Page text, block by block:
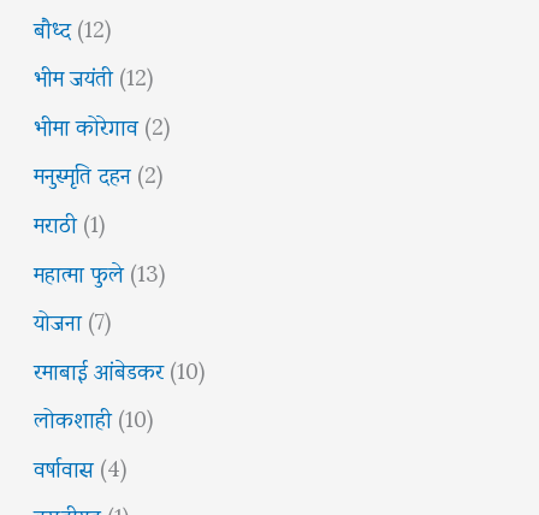
बौध्द(12)
भीम जयंती(12)
भीमा कोरेगाव(2)
मनुस्मृति दहन(2)
मराठी(1)
महात्मा फुले(13)
योजना(7)
रमाबाई आंबेडकर(10)
लोकशाही(10)
वर्षावास(4)